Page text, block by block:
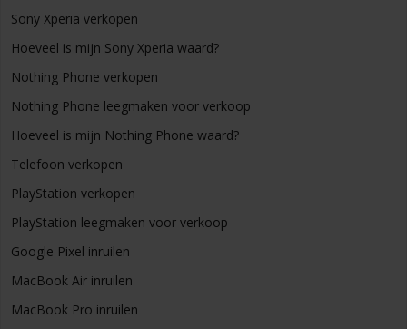
Sony Xperia verkopen
Hoeveel is mijn Sony Xperia waard?
Nothing Phone verkopen
Nothing Phone leegmaken voor verkoop
Hoeveel is mijn Nothing Phone waard?
Telefoon verkopen
PlayStation verkopen
PlayStation leegmaken voor verkoop
Google Pixel inruilen
MacBook Air inruilen
MacBook Pro inruilen